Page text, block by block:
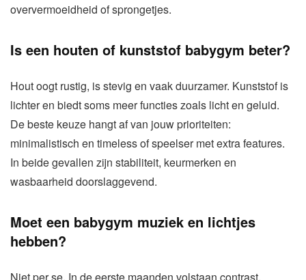
oververmoeidheid of sprongetjes.
Is een houten of kunststof babygym beter?
Hout oogt rustig, is stevig en vaak duurzamer. Kunststof is
lichter en biedt soms meer functies zoals licht en geluid.
De beste keuze hangt af van jouw prioriteiten:
minimalistisch en timeless of speelser met extra features.
In beide gevallen zijn stabiliteit, keurmerken en
wasbaarheid doorslaggevend.
Moet een babygym muziek en lichtjes
hebben?
Niet per se. In de eerste maanden volstaan contrast,